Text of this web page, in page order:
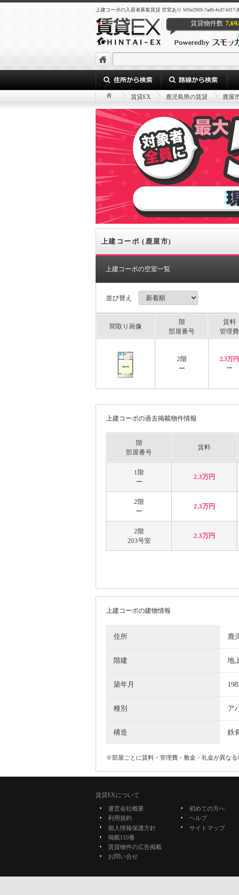
上建コーポの入居者募集賃貸 空室あり b93e2909-7ad0-4cd7-bf17-
賃貸物件数
賃貸EX 鹿児島県の賃貸 鹿屋
上建コーポ (鹿屋市)
上建コーポの空室一覧
並び替え
間取り画像
階
部屋番号
賃料
管理費
2階
ー
2.3万円
ー
上建コーポの過去掲載物件情報
階
部屋番号
賃料
1階
ー
2.3万円
2階
ー
2.3万円
2階
203号室
2.3万円
上建コーポの建物情報
住所 鹿
階建 地
築年月
種別 ア
構造 鉄
※部屋ごとに賃料・管理費・敷金・礼金が異なる
賃貸EXについて
運営会社概要
利用規約
個人情報保護方針
掲載110番
賃貸物件の広告掲載
お問い合せ
初めての方へ
ヘルプ
サイトマップ